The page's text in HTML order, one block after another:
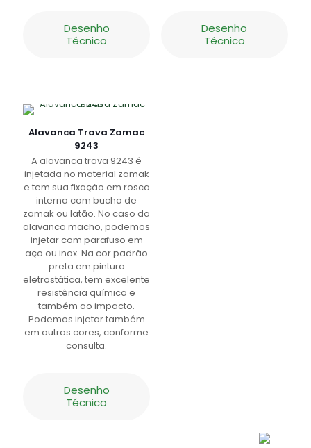
Desenho
Técnico
Desenho
Técnico
Alavanca Trava Zamac
9243
A alavanca trava 9243 é
injetada no material zamak
e tem sua fixação em rosca
interna com bucha de
zamak ou latão. No caso da
alavanca macho, podemos
injetar com parafuso em
aço ou inox. Na cor padrão
preta em pintura
eletrostática, tem excelente
resistência química e
também ao impacto.
Podemos injetar também
em outras cores, conforme
consulta.
Desenho
Técnico